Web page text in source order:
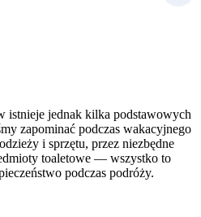
istnieje jednak kilka podstawowych
zapominać podczas wakacyjnego
i sprzętu, przez niezbędne
toaletowe — wszystko to
podczas podróży.